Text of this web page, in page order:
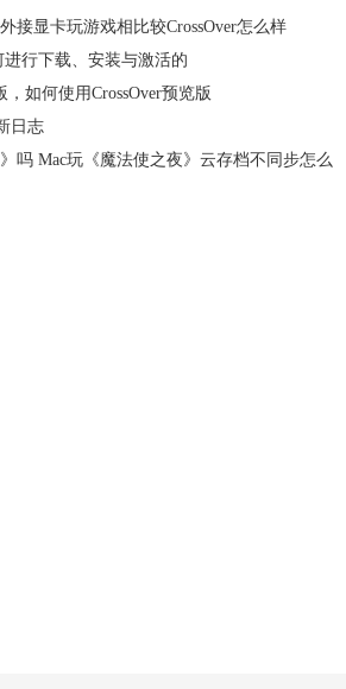
的游戏经验：
接显卡玩游戏相比较CrossOver怎么样
进行下载、安装与激活的
，如何使用CrossOver预览版
日志
吗 Mac玩《魔法使之夜》云存档不同步怎么